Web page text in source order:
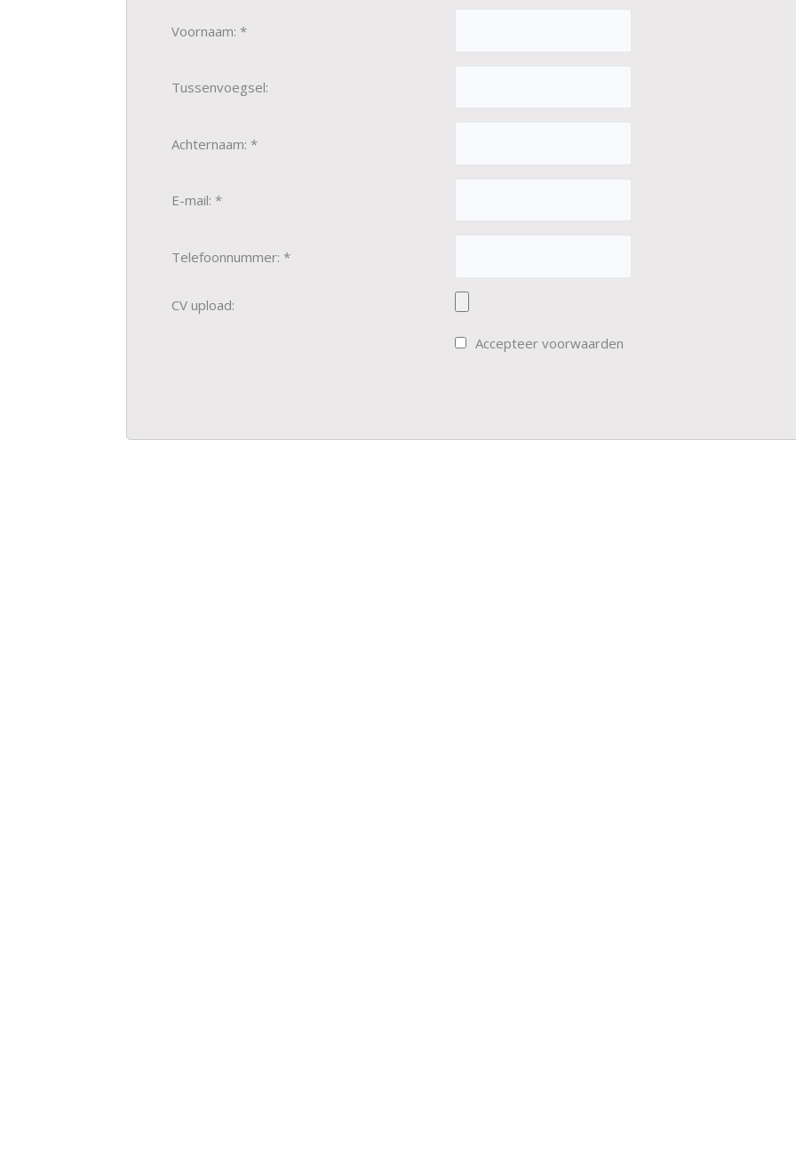
Voornaam: *
Tussenvoegsel:
Achternaam: *
E-mail: *
Telefoonnummer: *
CV upload:
Accepteer voorwaarden